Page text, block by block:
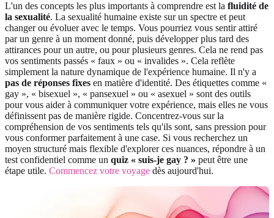
L'un des concepts les plus importants à comprendre est la fluidité de
la sexualité. La sexualité humaine existe sur un spectre et peut
changer ou évoluer avec le temps. Vous pourriez vous sentir attiré
par un genre à un moment donné, puis développer plus tard des
attirances pour un autre, ou pour plusieurs genres. Cela ne rend pas
vos sentiments passés « faux » ou « invalides ». Cela reflète
simplement la nature dynamique de l'expérience humaine. Il n'y a
pas de réponses fixes en matière d'identité. Des étiquettes comme «
gay », « bisexuel », « pansexuel » ou « asexuel » sont des outils
pour vous aider à communiquer votre expérience, mais elles ne vous
définissent pas de manière rigide. Concentrez-vous sur la
compréhension de vos sentiments tels qu'ils sont, sans pression pour
vous conformer parfaitement à une case. Si vous recherchez un
moyen structuré mais flexible d'explorer ces nuances, répondre à un
test confidentiel comme un quiz « suis-je gay ? » peut être une
étape utile. Commencez votre voyage dès aujourd'hui.